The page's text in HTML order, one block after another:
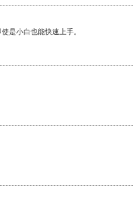
是小白也能快速上手。